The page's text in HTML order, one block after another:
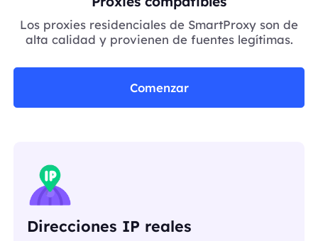
Los proxies residenciales de SmartProxy son de
alta calidad y provienen de fuentes legítimas.
Comenzar
Direcciones IP reales